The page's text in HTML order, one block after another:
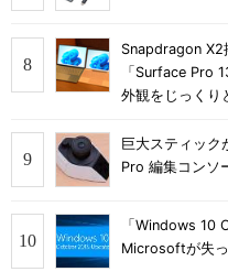
Snapdragon X2
「Surface Pro
外観をじっくり
巨大スティッ
Pro 編集コンソ
「Windows 10
Microsoftが失